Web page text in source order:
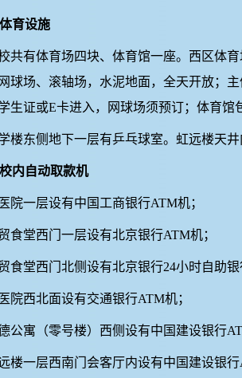
体育设施
共有体育场四块、体育馆一座。西区体
球场、滚轴场，水泥地面，全天开放；
生证或E卡进入，网球场须预订；体育馆
楼东侧地下一层有乒乓球室。虹远楼天
校内自动取款机
院一层设有中国工商银行ATM机；
食堂西门一层设有北京银行ATM机；
食堂西门北侧设有北京银行24小时自助
院西北面设有交通银行ATM机；
公寓（零号楼）西侧设有中国建设银行
楼一层西南门会客厅内设有中国建设银行